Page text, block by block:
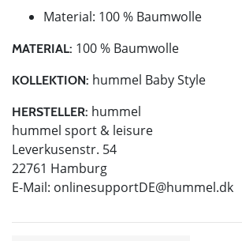
Material: 100 % Baumwolle
MATERIAL: 100 % Baumwolle
KOLLEKTION: hummel Baby Style
HERSTELLER: hummel
hummel sport & leisure
Leverkusenstr. 54
22761 Hamburg
E-Mail: onlinesupportDE@hummel.dk